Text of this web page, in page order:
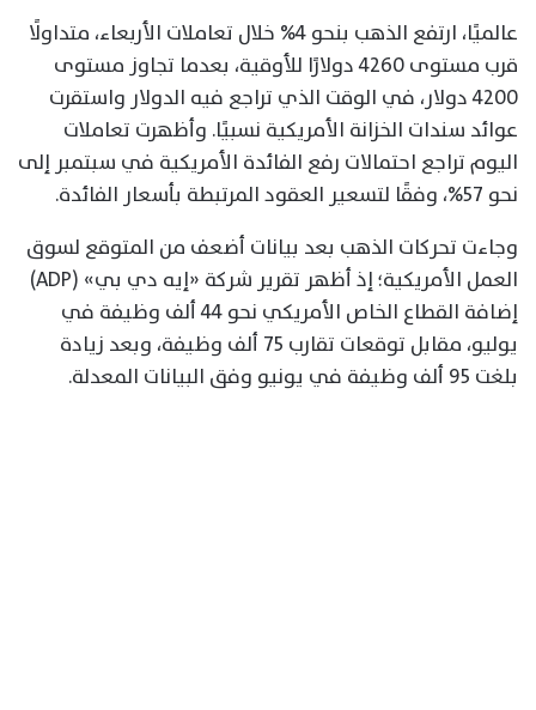
عالميًا، ارتفع الذهب بنحو 4% خلال تعاملات الأربعاء، متداولًا
قرب مستوى 4260 دولارًا للأوقية، بعدما تجاوز مستوى
4200 دولار، في الوقت الذي تراجع فيه الدولار واستقرت
عوائد سندات الخزانة الأمريكية نسبيًا. وأظهرت تعاملات
اليوم تراجع احتمالات رفع الفائدة الأمريكية في سبتمبر إلى
نحو 57%، وفقًا لتسعير العقود المرتبطة بأسعار الفائدة.
وجاءت تحركات الذهب بعد بيانات أضعف من المتوقع لسوق
العمل الأمريكية؛ إذ أظهر تقرير شركة «إيه دي بي» (ADP)
إضافة القطاع الخاص الأمريكي نحو 44 ألف وظيفة في
يوليو، مقابل توقعات تقارب 75 ألف وظيفة، وبعد زيادة
بلغت 95 ألف وظيفة في يونيو وفق البيانات المعدلة.